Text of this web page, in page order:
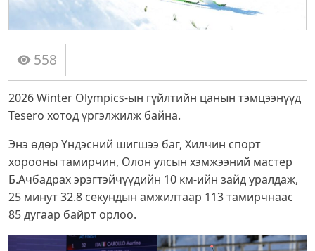
558
2026 Winter Olympics-ын гүйлтийн цанын тэмцээнүүд
Tesero хотод үргэлжилж байна.
Энэ өдөр Үндэсний шигшээ баг, Хилчин спорт
хорооны тамирчин, Олон улсын хэмжээний мастер
Б.Ачбадрах эрэгтэйчүүдийн 10 км-ийн зайд уралдаж,
25 минут 32.8 секундын амжилтаар 113 тамирчнаас
85 дугаар байрт орлоо.